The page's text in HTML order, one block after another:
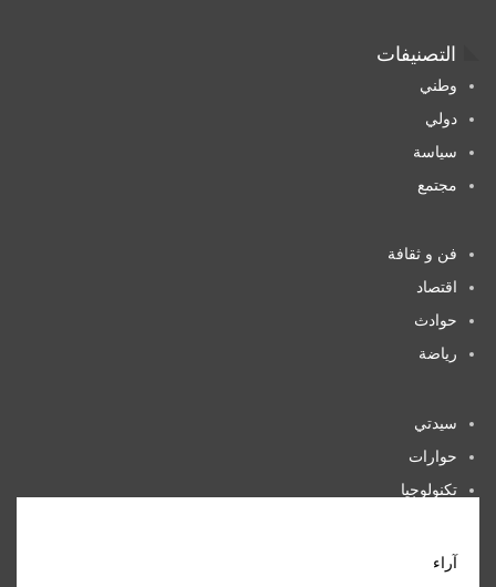
التصنيفات
وطني
دولي
سياسة
مجتمع
فن و ثقافة
اقتصاد
حوادث
رياضة
سيدتي
حوارات
تكنولوجيا
آراء